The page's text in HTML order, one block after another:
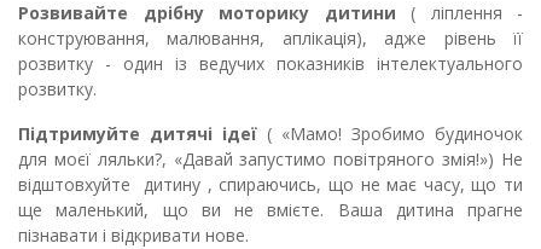
Розвивайте дрібну моторику дитини ( ліплення -
конструювання, малювання, аплікація), адже рівень її
розвитку - один із ведучих показників інтелектуального
розвитку.
Підтримуйте дитячі ідеї ( «Мамо! Зробимо будиночок
для моєї ляльки?, «Давай запустимо повітряного змія!») Не
відштовхуйте дитину , спираючись, що не має часу, що ти
ще маленький, що ви не вмієте. Ваша дитина прагне
пізнавати і відкривати нове.